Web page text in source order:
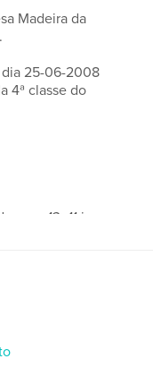
Madeira da
25-06-2008
4ª classe do
13×11 in,